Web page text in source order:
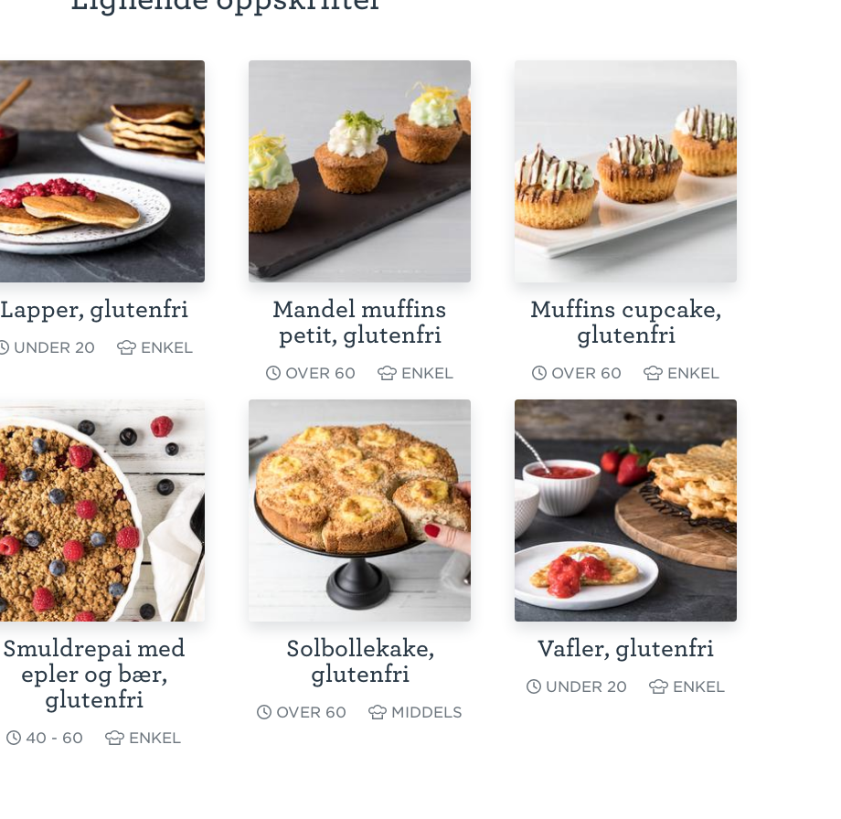
Lapper, glutenfri
UNDER 20 ENKEL
Mandel muffins
petit, glutenfri
OVER 60 ENKEL
Muffins cupcake,
glutenfri
OVER 60 ENKEL
Smuldrepai med
epler og bær,
glutenfri
40 - 60 ENKEL
Solbollekake,
glutenfri
OVER 60 MIDDELS
Vafler, glutenfri
UNDER 20 ENKEL